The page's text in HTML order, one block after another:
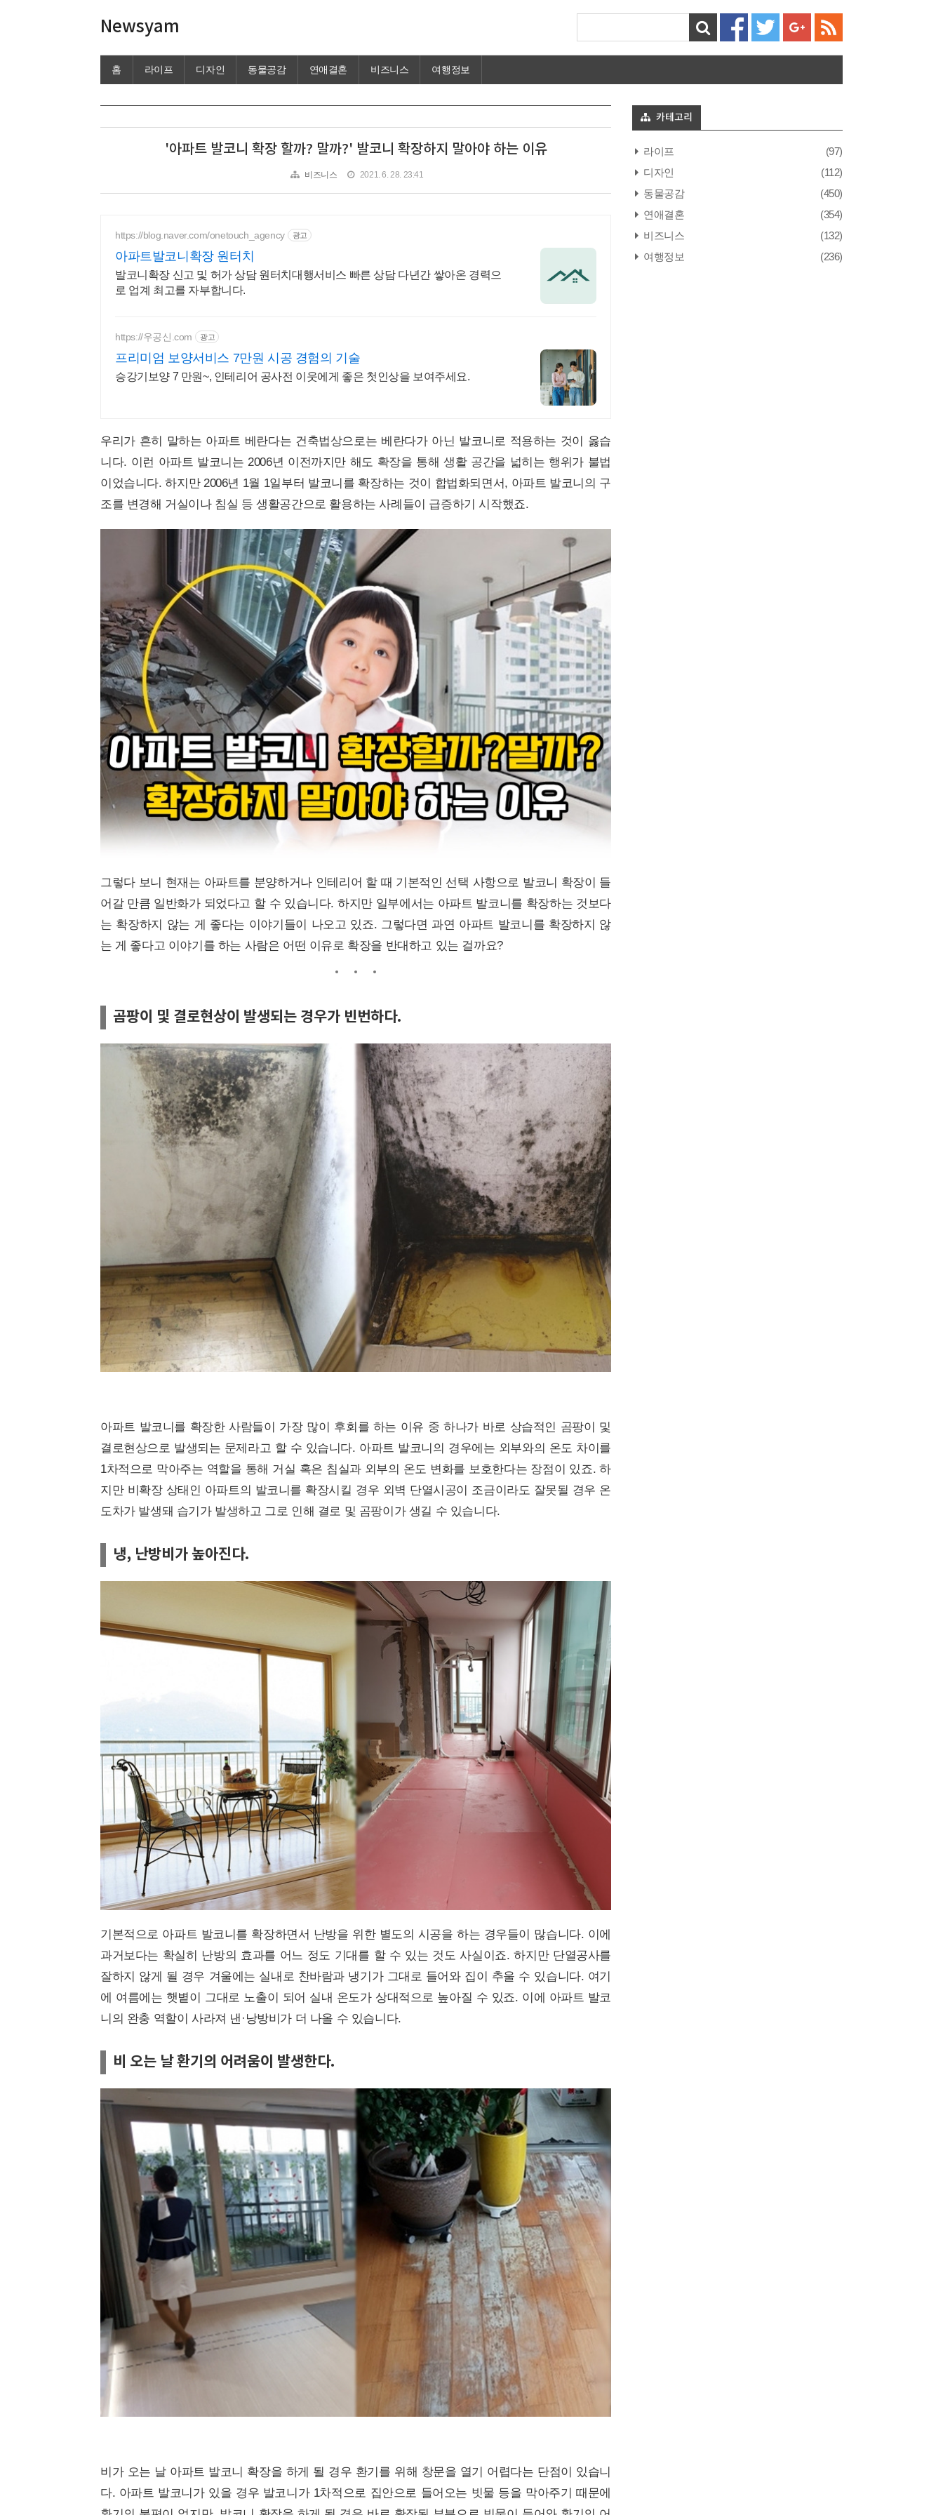
Newsyam
홈 라이프 디자인 동물공감 연애결혼 비즈니스 여행정보
'아파트 발코니 확장 할까? 말까?' 발코니 확장하지 말아야 하는 이유
비즈니스 2021. 6. 28. 23:41
https://blog.naver.com/onetouch_agency 광고
아파트발코니확장 원터치
발코니확장 신고 및 허가 상담 원터치대행서비스 빠른 상담 다년간 쌓아온 경력으
로 업계 최고를 자부합니다.
https://우공신.com 광고
프리미엄 보양서비스 7만원 시공 경험의 기술
승강기보양 7 만원~, 인테리어 공사전 이웃에게 좋은 첫인상을 보여주세요.
우리가 흔히 말하는 아파트 베란다는 건축법상으로는 베란다가 아닌 발코니로 적용하는 것이 옳습
니다. 이런 아파트 발코니는 2006년 이전까지만 해도 확장을 통해 생활 공간을 넓히는 행위가 불법
이었습니다. 하지만 2006년 1월 1일부터 발코니를 확장하는 것이 합법화되면서, 아파트 발코니의 구
조를 변경해 거실이나 침실 등 생활공간으로 활용하는 사례들이 급증하기 시작했죠.
그렇다 보니 현재는 아파트를 분양하거나 인테리어 할 때 기본적인 선택 사항으로 발코니 확장이 들
어갈 만큼 일반화가 되었다고 할 수 있습니다. 하지만 일부에서는 아파트 발코니를 확장하는 것보다
는 확장하지 않는 게 좋다는 이야기들이 나오고 있죠. 그렇다면 과연 아파트 발코니를 확장하지 않
는 게 좋다고 이야기를 하는 사람은 어떤 이유로 확장을 반대하고 있는 걸까요?
곰팡이 및 결로현상이 발생되는 경우가 빈번하다.
아파트 발코니를 확장한 사람들이 가장 많이 후회를 하는 이유 중 하나가 바로 상습적인 곰팡이 및
결로현상으로 발생되는 문제라고 할 수 있습니다. 아파트 발코니의 경우에는 외부와의 온도 차이를
1차적으로 막아주는 역할을 통해 거실 혹은 침실과 외부의 온도 변화를 보호한다는 장점이 있죠. 하
지만 비확장 상태인 아파트의 발코니를 확장시킬 경우 외벽 단열시공이 조금이라도 잘못될 경우 온
도차가 발생돼 습기가 발생하고 그로 인해 결로 및 곰팡이가 생길 수 있습니다.
냉, 난방비가 높아진다.
기본적으로 아파트 발코니를 확장하면서 난방을 위한 별도의 시공을 하는 경우들이 많습니다. 이에
과거보다는 확실히 난방의 효과를 어느 정도 기대를 할 수 있는 것도 사실이죠. 하지만 단열공사를
잘하지 않게 될 경우 겨울에는 실내로 찬바람과 냉기가 그대로 들어와 집이 추울 수 있습니다. 여기
에 여름에는 햇볕이 그대로 노출이 되어 실내 온도가 상대적으로 높아질 수 있죠. 이에 아파트 발코
니의 완충 역할이 사라져 낸·낭방비가 더 나올 수 있습니다.
비 오는 날 환기의 어려움이 발생한다.
비가 오는 날 아파트 발코니 확장을 하게 될 경우 환기를 위해 창문을 열기 어렵다는 단점이 있습니
다. 아파트 발코니가 있을 경우 발코니가 1차적으로 집안으로 들어오는 빗물 등을 막아주기 때문에
카테고리
라이프
(97)
디자인
(112)
동물공감
(450)
연애결혼
(354)
비즈니스
(132)
여행정보
(236)